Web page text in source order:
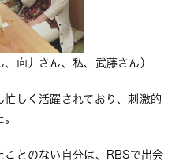
向井さん、私、武藤さん）
しく活躍されており、刺激的
とのない自分は、RBSで出会